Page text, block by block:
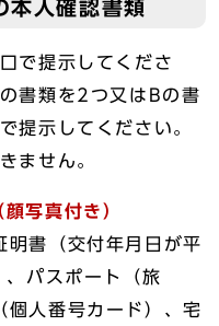
本人確認書類
で提示してくださ
書類を2つ又はBの書
提示してください。
ません。
写真付き）
明書（交付年月日が平
パスポート（旅
個人番号カード）、宅